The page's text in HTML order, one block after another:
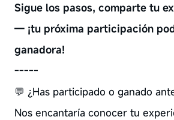
Sigue los pasos, comparte tu
— ¡tu próxima participación
ganadora!
-----
💬 ¿Has participado o ganado
Nos encantaría conocer tu